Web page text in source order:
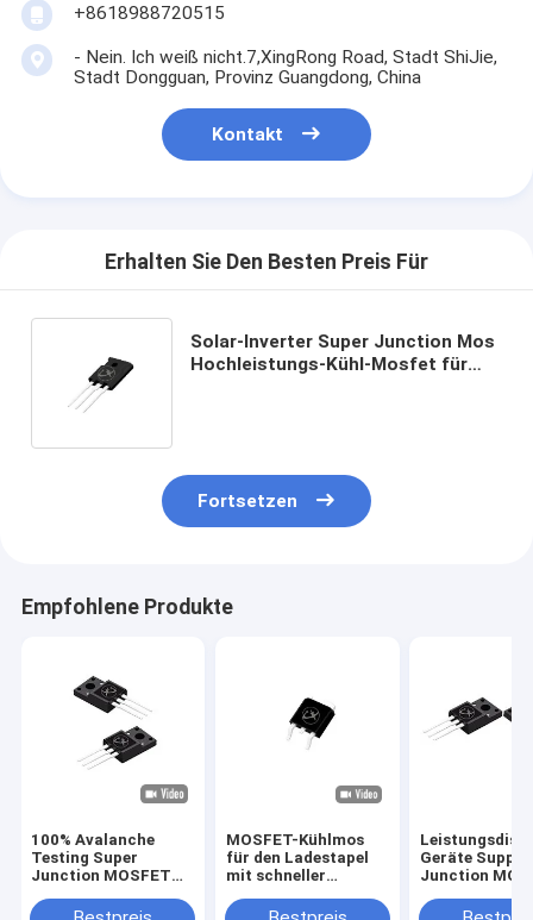
+8618988720515
- Nein. Ich weiß nicht.7,XingRong Road, Stadt ShiJie,
Stadt Dongguan, Provinz Guangdong, China
Kontakt
Erhalten Sie Den Besten Preis Für
Solar-Inverter Super Junction Mos
Hochleistungs-Kühl-Mosfet für
Fortsetzen
Empfohlene Produkte
100% Avalanche
Testing Super
Junction MOSFET
Stromversorgungen
MOSFET-Kühlmos
für den Ladestapel
mit schneller
Geräte Supper
Junction